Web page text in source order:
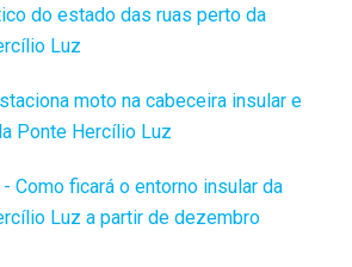
do estado das ruas perto da
Luz
moto na cabeceira insular e
Ponte Hercílio Luz
Como ficará o entorno insular da
Luz a partir de dezembro